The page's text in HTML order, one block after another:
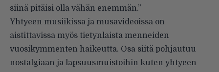
siinä pitäisi olla vähän enemmän.”
Yhtyeen musiikissa ja musavideoissa on
aistittavissa myös tietynlaista menneiden
vuosikymmenten haikeutta. Osa siitä pohjautuu
nostalgiaan ja lapsuusmuistoihin kuten yhtyeen